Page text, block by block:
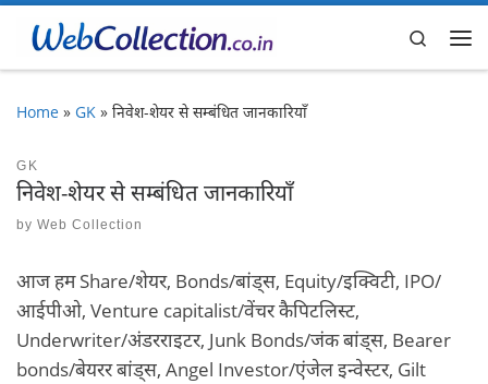
Skip to content
Search
Home » GK » निवेश-शेयर से सम्बंधित जानकारियाँ
GK
निवेश-शेयर से सम्बंधित जानकारियाँ
by Web Collection
आज हम Share/शेयर, Bonds/बांड्स, Equity/इक्विटी, IPO/
आईपीओ, Venture capitalist/वेंचर कैपिटलिस्ट,
Underwriter/अंडरराइटर, Junk Bonds/जंक बांड्स, Bearer
bonds/बेयरर बांड्स, Angel Investor/एंजेल इन्वेस्टर, Gilt